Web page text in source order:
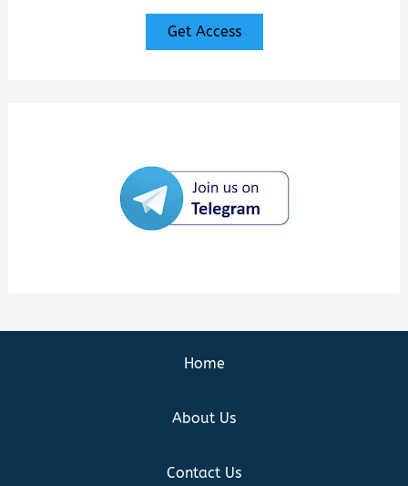
Get Access
Home
About Us
Contact Us